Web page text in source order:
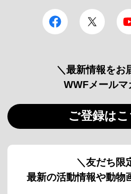
facebook Twitter
＼最新情報をお
WWFメールマ
ご登録は
＼友だち限
最新の活動情報や動物